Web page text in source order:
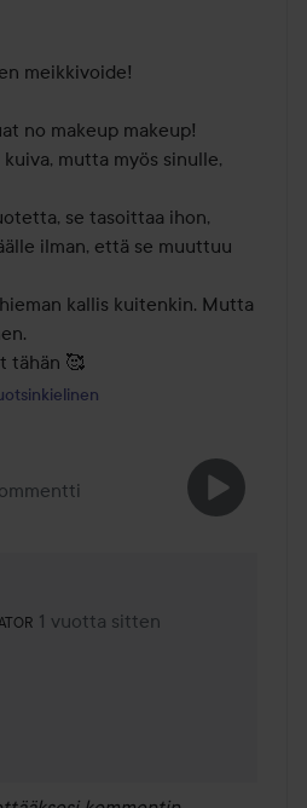
meikkivoide!
no makeup makeup!
mutta myös sinulle,
se tasoittaa ihon,
ilman, että se muuttuu
kallis kuitenkin. Mutta
Lyko Creator.
1 vuotta sitten
Kommentti lisättiin 1 vuotta